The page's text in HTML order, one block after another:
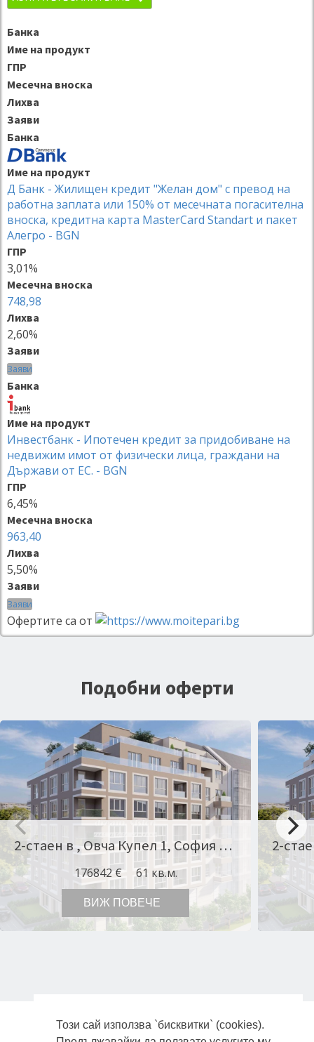
Този сай използва `бисквитки` (cookies).
Банка
Име на продукт
ГПР
Месечна вноска
Лихва
Заяви
Банка
Име на продукт
Д Банк - Жилищен кредит "Желан дом" с превод на
работна заплата или 150% от месечната погасителна
вноска, кредитна карта MasterCard Standart и пакет
Алегро - BGN
ГПР
3,01%
Месечна вноска
748,98
Лихва
2,60%
Заяви
Заяви
Банка
Име на продукт
Инвестбанк - Ипотечен кредит за придобиване на
недвижим имот от физически лица, граждани на
Държави от ЕС. - BGN
ГПР
6,45%
Месечна вноска
963,40
Лихва
5,50%
Заяви
Заяви
Офертите са от
Подобни оферти
2-стаен в , Овча Купел 1, София Оферта № 11624
176842 € 61 кв.м.
ВИЖ ПОВЕЧЕ
ПОЛИТИКА ЗА ЗАЩИТА НА ЛИЧНИТЕ ДАННИ